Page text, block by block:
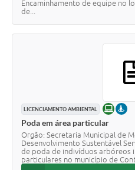
Encaminhamento de equipe no
de...
LICENCIAMENTO AMBIENTAL ONLINE
Poda em área particular
Orgão: Secretaria Municipal de
Desenvolvimento Sustentável
de poda de indivíduos arbóreos
particulares no município de